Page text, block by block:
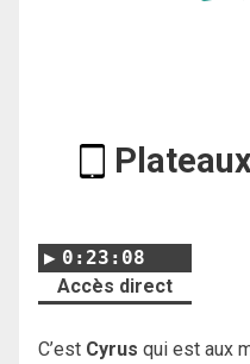
0:23:08
Accès direct
C’est Cyrus qui est aux